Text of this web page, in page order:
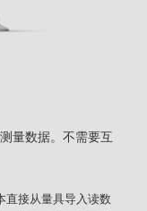
量数据。不需要互
直接从量具导入读数